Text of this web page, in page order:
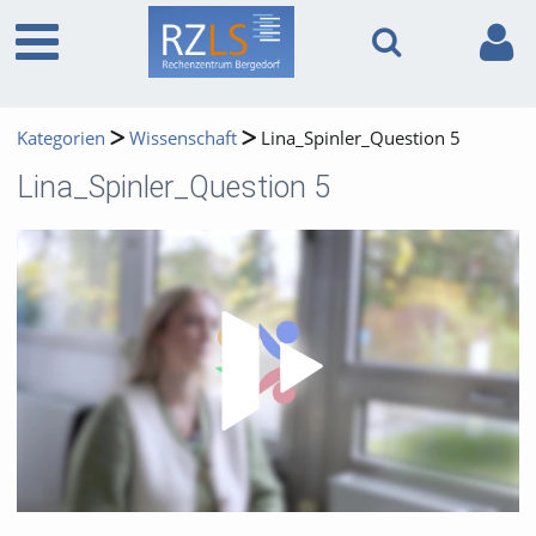
Kategorien Wissenschaft Lina_Spinler_Question 5
Lina_Spinler_Question 5